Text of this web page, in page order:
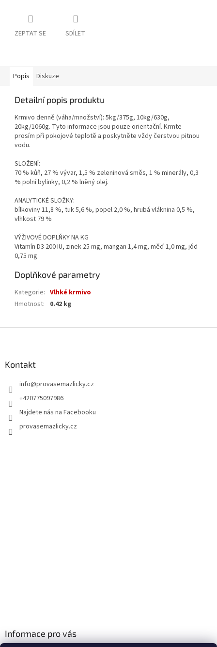
ZEPTAT SE SDÍLET
Popis Diskuze
Detailní popis produktu
Krmivo denně (váha/množství): 5kg/375g, 10kg/630g,
20kg/1060g. Tyto informace jsou pouze orientační. Krmte
prosím při pokojové teplotě a poskytněte vždy čerstvou pitnou
vodu.
SLOŽENÍ:
70 % kůň, 27 % vývar, 1,5 % zeleninová směs, 1 % minerály, 0,3
% polní bylinky, 0,2 % lněný olej.
ANALYTICKÉ SLOŽKY:
bílkoviny 11,8 %, tuk 5,6 %, popel 2,0 %, hrubá vláknina 0,5 %,
vlhkost 79 %
VÝŽIVOVÉ DOPLŇKY NA KG
Vitamín D3 200 IU, zinek 25 mg, mangan 1,4 mg, měď 1,0 mg, jód
0,75 mg
Doplňkové parametry
Kategorie: Vlhké krmivo
Hmotnost: 0.42 kg
Kontakt
info@provasemazlicky.cz
+420775097986
Najdete nás na Facebooku
provasemazlicky.cz
Informace pro vás